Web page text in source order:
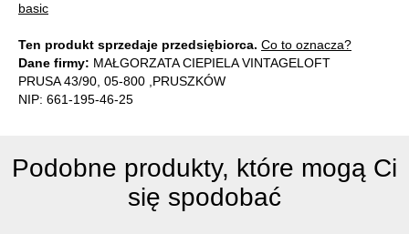
basic
Ten produkt sprzedaje przedsiębiorca. Co to oznacza?
Dane firmy: MAŁGORZATA CIEPIELA VINTAGELOFT
PRUSA 43/90, 05-800 ,PRUSZKÓW
NIP: 661-195-46-25
Podobne produkty, które mogą Ci
się spodobać